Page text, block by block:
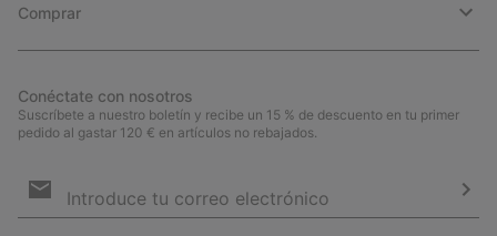
Comprar
Conéctate con nosotros
Suscríbete a nuestro boletín y recibe un 15 % de descuento en tu primer
pedido al gastar 120 € en artículos no rebajados.
de